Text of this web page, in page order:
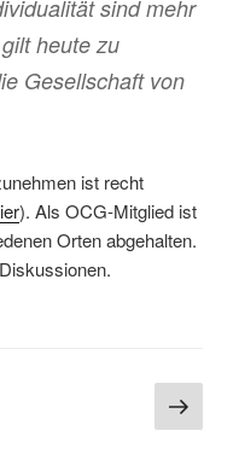
sind mehr
heute zu
Gesellschaft von
ist recht
). Als OCG-Mitglied ist
Orten abgehalten.
Seite